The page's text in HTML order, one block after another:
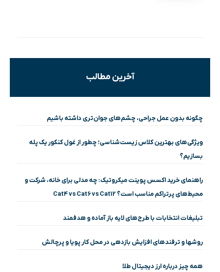
آخرین مطالب
چگونه بدون عمل جراحی، چشم‌های جوان‌تری داشته باشیم
ویژگی‌های بهترین کلاس زیست‌شناسی؛ چطور از غول کنکور یک پله
بسازیم؟
راهنمای خرید اکسس پوینت میکروتیک: چه مدلی برای خانه، شرکت و
محیط‌های پرتراکم مناسب است؟ Cat4 vs Cat6 vs Cat12
تبلیغات انتخابات با طرح‌های لایه باز آماده و هدفمند
روشها و ترفندهای افزایش بازدهی در محل کار پویا و پرچالش
همه چیز درباره ارز دیجیتال طلا